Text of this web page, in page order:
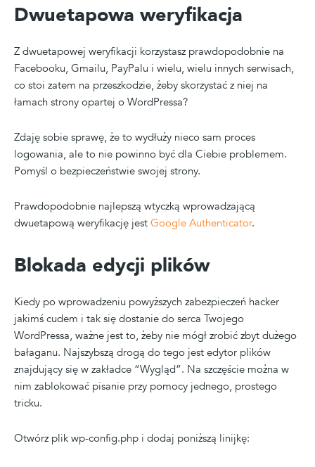
Dwuetapowa weryfikacja
Z dwuetapowej weryfikacji korzystasz prawdopodobnie na
Facebooku, Gmailu, PayPalu i wielu, wielu innych serwisach,
co stoi zatem na przeszkodzie, żeby skorzystać z niej na
łamach strony opartej o WordPressa?
Zdaję sobie sprawę, że to wydłuży nieco sam proces
logowania, ale to nie powinno być dla Ciebie problemem.
Pomyśl o bezpieczeństwie swojej strony.
Prawdopodobnie najlepszą wtyczką wprowadzającą
dwuetapową weryfikację jest Google Authenticator.
Blokada edycji plików
Kiedy po wprowadzeniu powyższych zabezpieczeń hacker
jakimś cudem i tak się dostanie do serca Twojego
WordPressa, ważne jest to, żeby nie mógł zrobić zbyt dużego
bałaganu. Najszybszą drogą do tego jest edytor plików
znajdujący się w zakładce “Wygląd”. Na szczęście można w
nim zablokować pisanie przy pomocy jednego, prostego
tricku.
Otwórz plik wp-config.php i dodaj poniższą linijkę: